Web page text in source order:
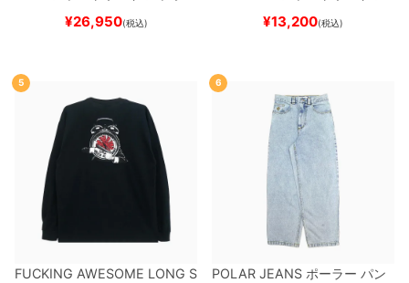
¥26,950(税込) ¥13,200(税込)
5
FUCKING AWESOME LONG S
6
POLAR JEANS ポーラー パン